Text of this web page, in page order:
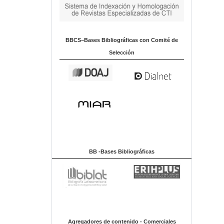
BBCS–Bases Bibliográficas con Comité de
Selección
BB -Bases Bibliográficas
Agregadores de contenido - Comerciales